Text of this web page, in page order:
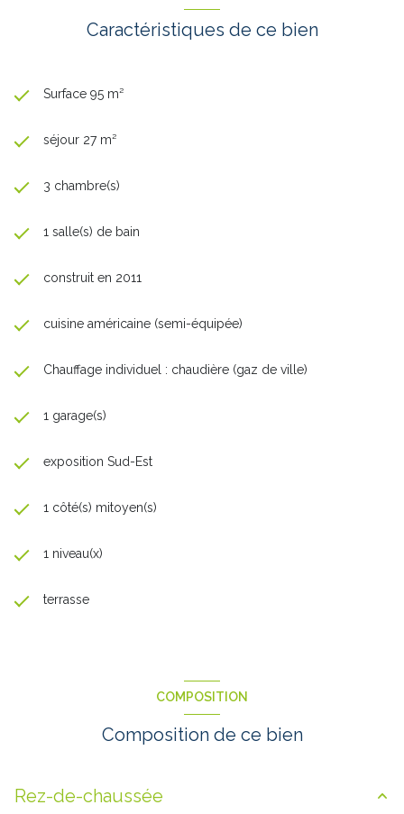
Caractéristiques de ce bien
Surface 95 m²
séjour 27 m²
3 chambre(s)
1 salle(s) de bain
construit en 2011
cuisine américaine (semi-équipée)
Chauffage individuel : chaudière (gaz de ville)
1 garage(s)
exposition Sud-Est
1 côté(s) mitoyen(s)
1 niveau(x)
terrasse
COMPOSITION
Composition de ce bien
Rez-de-chaussée